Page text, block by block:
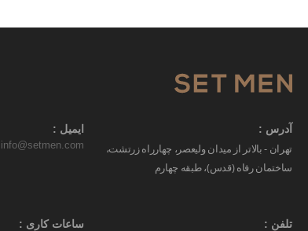
آدرس :
تهران - بالاتر از میدان ولیعصر، چهارراه زرتشت،
ساختمان رفاه (قدس)، طبقه چهارم
ایمیل :
info@setmen.com
تلفن : ساعات کاری :